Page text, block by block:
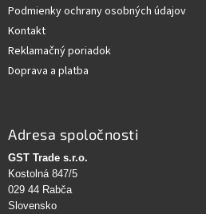
Podmienky ochrany osobných údajov
Kontakt
Reklamačný poriadok
Doprava a platba
Adresa spoločnosti
GST Trade s.r.o.
Kostolná 847/5
029 44 Rabča
Slovensko